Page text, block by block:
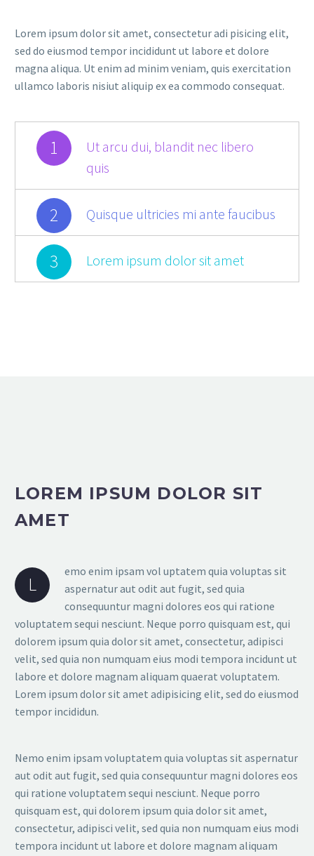
Lorem ipsum dolor sit amet, consectetur adi pisicing elit,
sed do eiusmod tempor incididunt ut labore et dolore
magna aliqua. Ut enim ad minim veniam, quis exercitation
ullamco laboris nisiut aliquip ex ea commodo consequat.
1
Ut arcu dui, blandit nec libero
quis
2 Quisque ultricies mi ante faucibus
3 Lorem ipsum dolor sit amet
LOREM IPSUM DOLOR SIT
AMET
L
emo enim ipsam vol uptatem quia voluptas sit
aspernatur aut odit aut fugit, sed quia
consequuntur magni dolores eos qui ratione
voluptatem sequi nesciunt. Neque porro quisquam est, qui
dolorem ipsum quia dolor sit amet, consectetur, adipisci
velit, sed quia non numquam eius modi tempora incidunt ut
labore et dolore magnam aliquam quaerat voluptatem.
Lorem ipsum dolor sit amet adipisicing elit, sed do eiusmod
tempor incididun.
Nemo enim ipsam voluptatem quia voluptas sit aspernatur
aut odit aut fugit, sed quia consequuntur magni dolores eos
qui ratione voluptatem sequi nesciunt. Neque porro
quisquam est, qui dolorem ipsum quia dolor sit amet,
consectetur, adipisci velit, sed quia non numquam eius modi
tempora incidunt ut labore et dolore magnam aliquam